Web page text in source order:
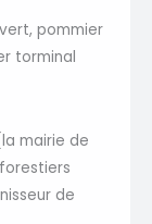
pommier
torminal
mairie de
de